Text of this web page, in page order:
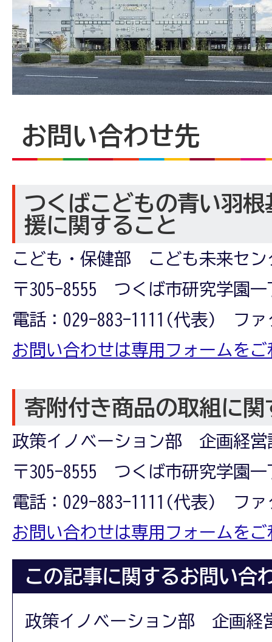
お問い合わせ先
つくばこどもの青い羽
援に関すること
こども・保健部 こども未来セン
〒305-8555 つくば市研究学園一
電話：029-883-1111(代表) ファ
お問い合わせは専用フォームを
寄附付き商品の取組に関
政策イノベーション部 企画経営
〒305-8555 つくば市研究学園一
電話：029-883-1111(代表) ファ
お問い合わせは専用フォームを
この記事に関するお問い合
政策イノベーション部 企画経